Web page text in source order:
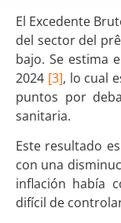
El Excedente
del sector del
bajo. Se estima
2024 [3], lo cual
puntos por
sanitaria.
Este resultado
con una
inflación había
difícil de